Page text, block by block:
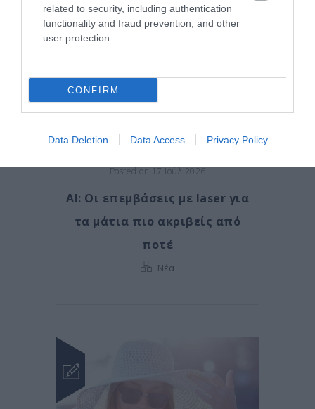
related to security, including authentication
functionality and fraud prevention, and other
user protection.
CONFIRM
Data Deletion Data Access Privacy Policy
Posted on 17 Ιούλ 2026
AI: Οι επεμβάσεις με laser για
τα μάτια πιο ακριβείς από
ποτέ
Νέα